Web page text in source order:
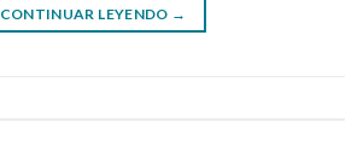
CONTINUAR LEYENDO →